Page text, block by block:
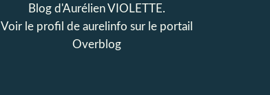
Blog d'Aurélien VIOLETTE.
Voir le profil de aurelinfo sur le portail
Overblog